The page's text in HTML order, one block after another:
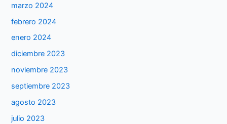
marzo 2024
febrero 2024
enero 2024
diciembre 2023
noviembre 2023
septiembre 2023
agosto 2023
julio 2023